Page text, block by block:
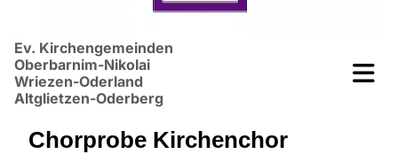
Ev. Kirchengemeinden
Oberbarnim-Nikolai
Wriezen-Oderland
Altglietzen-Oderberg
Chorprobe Kirchenchor